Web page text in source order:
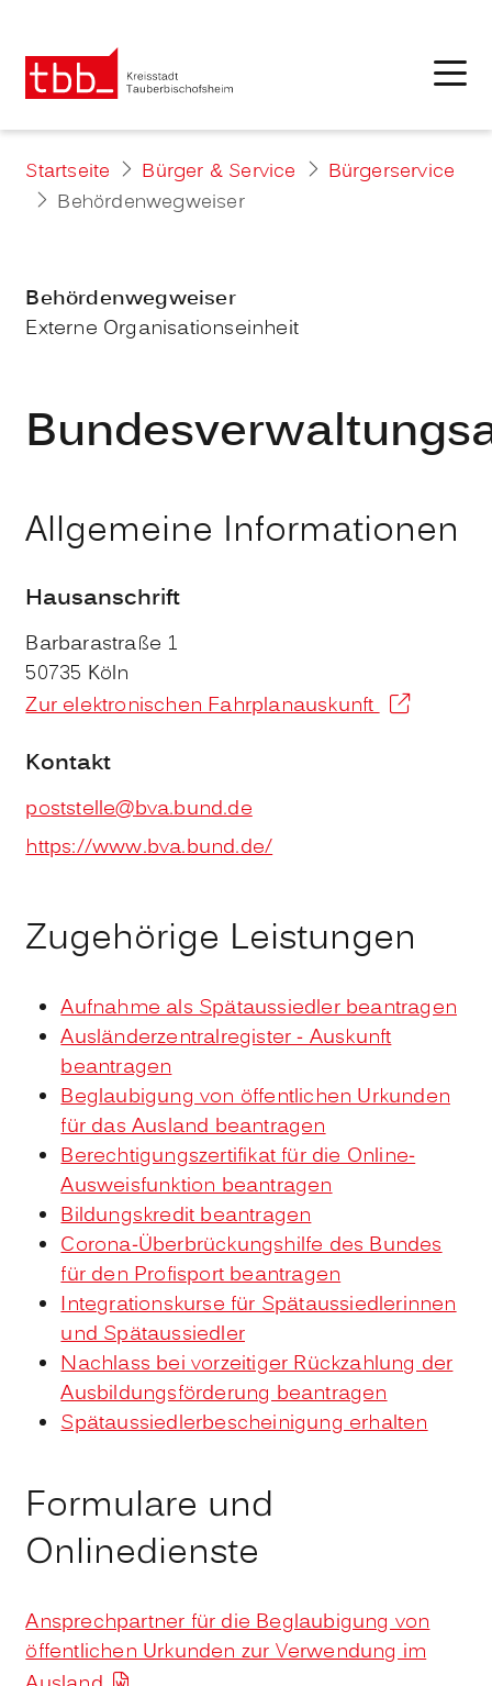
Startseite Bürger & Service
Bürgerservice
Behördenwegweiser
Behördenwegweiser
Externe Organisationseinheit
Allgemeine Informationen
Hausanschrift
Barbarastraße 1
50735 Köln
Zur elektronischen Fahrplanauskunft
Kontakt
poststelle@bva.bund.de
https://www.bva.bund.de/
Zugehörige Leistungen
Aufnahme als Spätaussiedler beantragen
Ausländerzentralregister - Auskunft
beantragen
Beglaubigung von öffentlichen Urkunden
für das Ausland beantragen
Berechtigungszertifikat für die Online-
Ausweisfunktion beantragen
Bildungskredit beantragen
Corona-Überbrückungshilfe des Bundes
für den Profisport beantragen
Integrationskurse für Spätaussiedlerinnen
und Spätaussiedler
Nachlass bei vorzeitiger Rückzahlung der
Ausbildungsförderung beantragen
Spätaussiedlerbescheinigung erhalten
Formulare und
Onlinedienste
Ansprechpartner für die Beglaubigung von
öffentlichen Urkunden zur Verwendung im